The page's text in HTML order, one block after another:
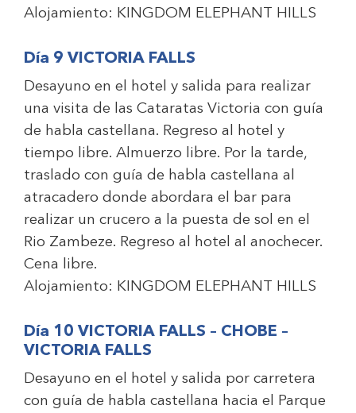
Alojamiento: KINGDOM ELEPHANT HILLS
Día 9 VICTORIA FALLS
Desayuno en el hotel y salida para realizar
una visita de las Cataratas Victoria con guía
de habla castellana. Regreso al hotel y
tiempo libre. Almuerzo libre. Por la tarde,
traslado con guía de habla castellana al
atracadero donde abordara el bar para
realizar un crucero a la puesta de sol en el
Rio Zambeze. Regreso al hotel al anochecer.
Cena libre.
Alojamiento: KINGDOM ELEPHANT HILLS
Día 10 VICTORIA FALLS – CHOBE –
VICTORIA FALLS
Desayuno en el hotel y salida por carretera
con guía de habla castellana hacia el Parque